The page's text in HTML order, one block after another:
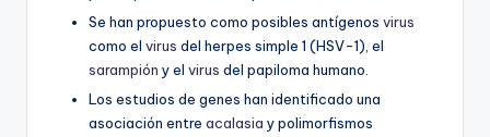
Se han propuesto como posibles antígenos virus
como el virus del herpes simple 1 (HSV-1), el
sarampión y el virus del papiloma humano.
Los estudios de genes han identificado una
asociación entre acalasia y polimorfismos